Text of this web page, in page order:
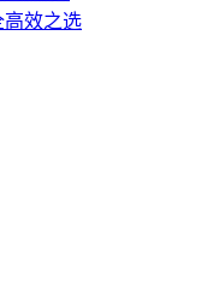
高效之选